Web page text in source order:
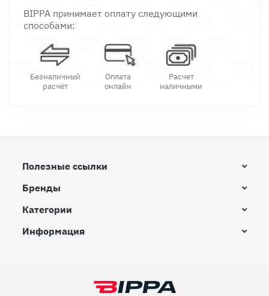
BIPPA принимает оплату следующими
способами:
Безналичный
расчёт
Оплата
онлайн
Расчет
наличными
Полезные ссылки
Бренды
Категории
Информация